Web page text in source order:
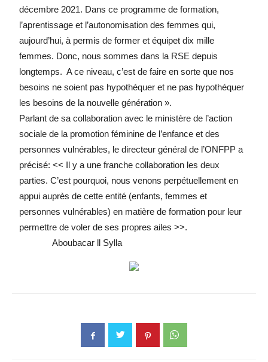
décembre 2021. Dans ce programme de formation,
l’aprentissage et l’autonomisation des femmes qui,
aujourd’hui, à permis de former et équipet dix mille
femmes. Donc, nous sommes dans la RSE depuis
longtemps. A ce niveau, c’est de faire en sorte que nos
besoins ne soient pas hypothéquer et ne pas hypothéquer
les besoins de la nouvelle génération ».
Parlant de sa collaboration avec le ministère de l’action
sociale de la promotion féminine de l’enfance et des
personnes vulnérables, le directeur général de l’ONFPP a
précisé: << Il y a une franche collaboration les deux
parties. C’est pourquoi, nous venons perpétuellement en
appui auprès de cette entité (enfants, femmes et
personnes vulnérables) en matière de formation pour leur
permettre de voler de ses propres ailes >>.
Aboubacar ll Sylla